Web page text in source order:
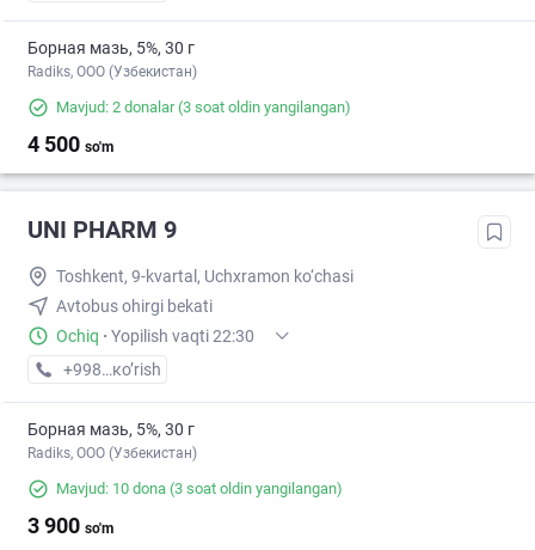
Борная мазь, 5%, 30 г
Radiks, ООО (Узбекистан)
Mavjud: 2 donalar(3 soat oldin yangilangan)
4 500 so'm
UNI PHARM 9
Toshkent, 9-kvartal, Uchxramon ko‘chasi
Avtobus ohirgi bekati
Ochiq · Yopilish vaqti 22:30
+998 (55) XXX-XX-XX
кo’rish
Борная мазь, 5%, 30 г
Radiks, ООО (Узбекистан)
Mavjud: 10 dona (3 soat oldin yangilangan)
3 900 so'm